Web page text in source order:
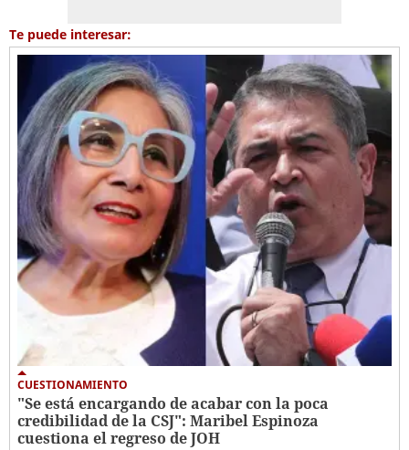
Te puede interesar:
CUESTIONAMIENTO
"Se está encargando de acabar con la poca
credibilidad de la CSJ": Maribel Espinoza
cuestiona el regreso de JOH